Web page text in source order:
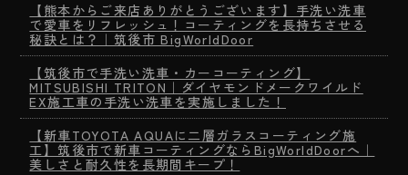
【熊本からご来店ありがとうございます】手洗い洗車
で愛車をリフレッシュ！コーティングを長持ちさせる
秘訣とは？｜筑後市 BigWorldDoor
【筑後市で手洗い洗車・カーコーティング】
MITSUBISHI TRITON｜ダイヤモンドメークワイルド
EX施工車の手洗い洗車を実施しました！
【新車TOYOTA AQUAに二層ガラスコーティング施
工】筑後市で新車コーティングならBigWorldDoorへ｜
美しさと耐久性を長期間キープ！